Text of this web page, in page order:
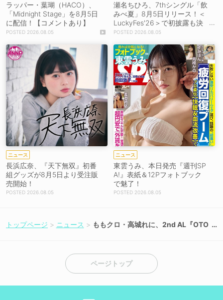
ラッパー・葉瑚（HACO）、
「Midnight Stage」を8月5日
に配信！【コメントあり】
2026.08.05
瀬名ちひろ、7thシングル「飲
みべ夏」8月5日リリース！＜
LuckyFes'26＞で初披露も決
定
2026.08.05
ニュース
長浜広奈、『天下無双』初番
組グッズが8月5日より受注販
売開始！
2026.08.05
ニュース
東雲うみ、本日発売『週刊SP
A!』表紙＆12Pフォトブック
で魅了！
2026.08.05
トップページ ニュース
ももクロ・高城れに、2nd AL『OTO
ページトップ